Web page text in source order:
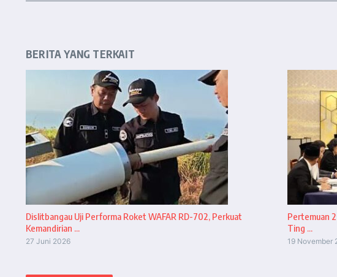
BERITA YANG TERKAIT
Dislitbangau Uji Performa Roket WAFAR RD-702, Perkuat
Kemandirian ...
27 Juni 2026
Pertemuan
Ting ...
19 November